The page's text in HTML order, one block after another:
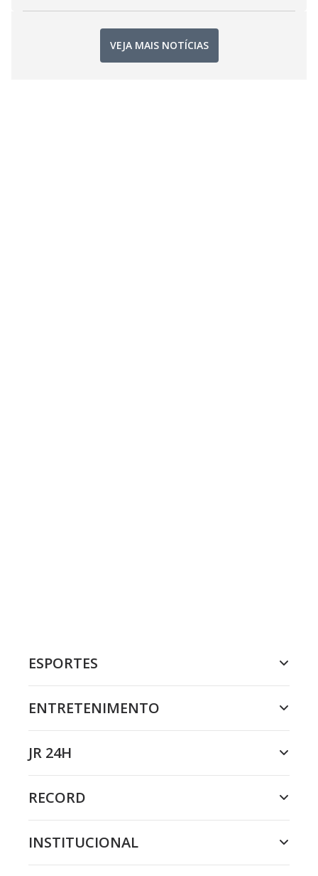
VEJA MAIS NOTÍCIAS
ESPORTES
ENTRETENIMENTO
JR 24H
RECORD
INSTITUCIONAL